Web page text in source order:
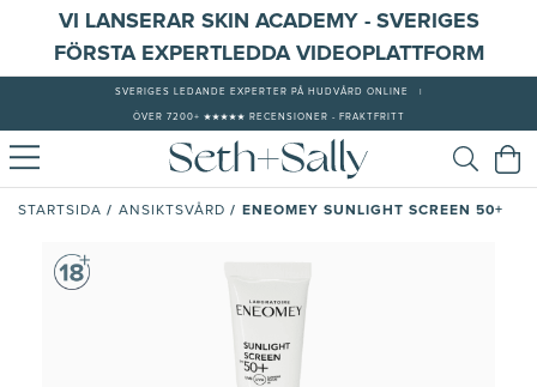
VI LANSERAR SKIN ACADEMY - SVERIGES
FÖRSTA EXPERTLEDDA VIDEOPLATTFORM
SVERIGES LEDANDE EXPERTER PÅ HUDVÅRD ONLINE
ÖVER 7200+ ★★★★★ RECENSIONER - FRAKTFRITT
STARTSIDA / ANSIKTSVÅRD / ENEOMEY SUNLIGHT SCREEN 50+